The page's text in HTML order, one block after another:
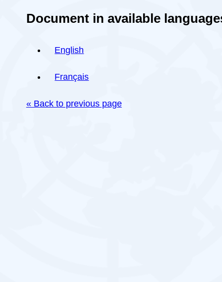
Document in available
English
Français
« Back to previous page